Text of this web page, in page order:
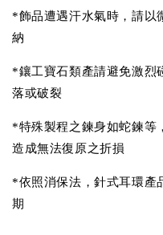
*飾品遭遇汗水氣時，請以
納
*鑲工寶石類產請避免激烈
落或破裂
*特殊製程之鍊身如蛇鍊等
造成無法復原之折損
*依照消保法，針式耳環產
期